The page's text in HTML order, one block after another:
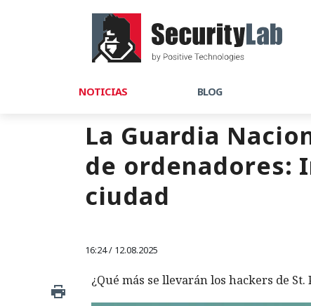
NOTICIAS BLOG
La Guardia
de ordenadores:
ciudad
16:24 / 12.08.2025
¿Qué más se llevarán los hackers de St.